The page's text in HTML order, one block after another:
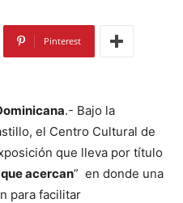
Pinterest
.- Bajo la
el Centro Cultural de
que lleva por título
acercan” en donde una
para facilitar